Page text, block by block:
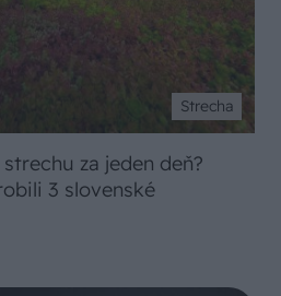
Strecha
za jeden deň?
3 slovenské